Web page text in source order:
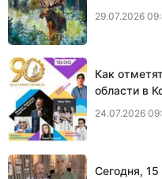
29.07.2026
Как
области в
24.07.2026
Сегодня,